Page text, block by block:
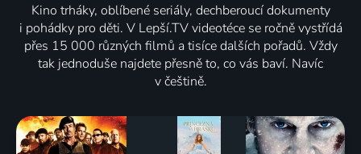
Kino trháky, oblíbené seriály, dechberoucí dokumenty
i pohádky pro děti. V Lepší.TV videotéce se ročně vystřídá
přes 15 000 různých filmů a tisíce dalších pořadů. Vždy
tak jednoduše najdete přesně to, co vás baví. Navíc
v češtině.